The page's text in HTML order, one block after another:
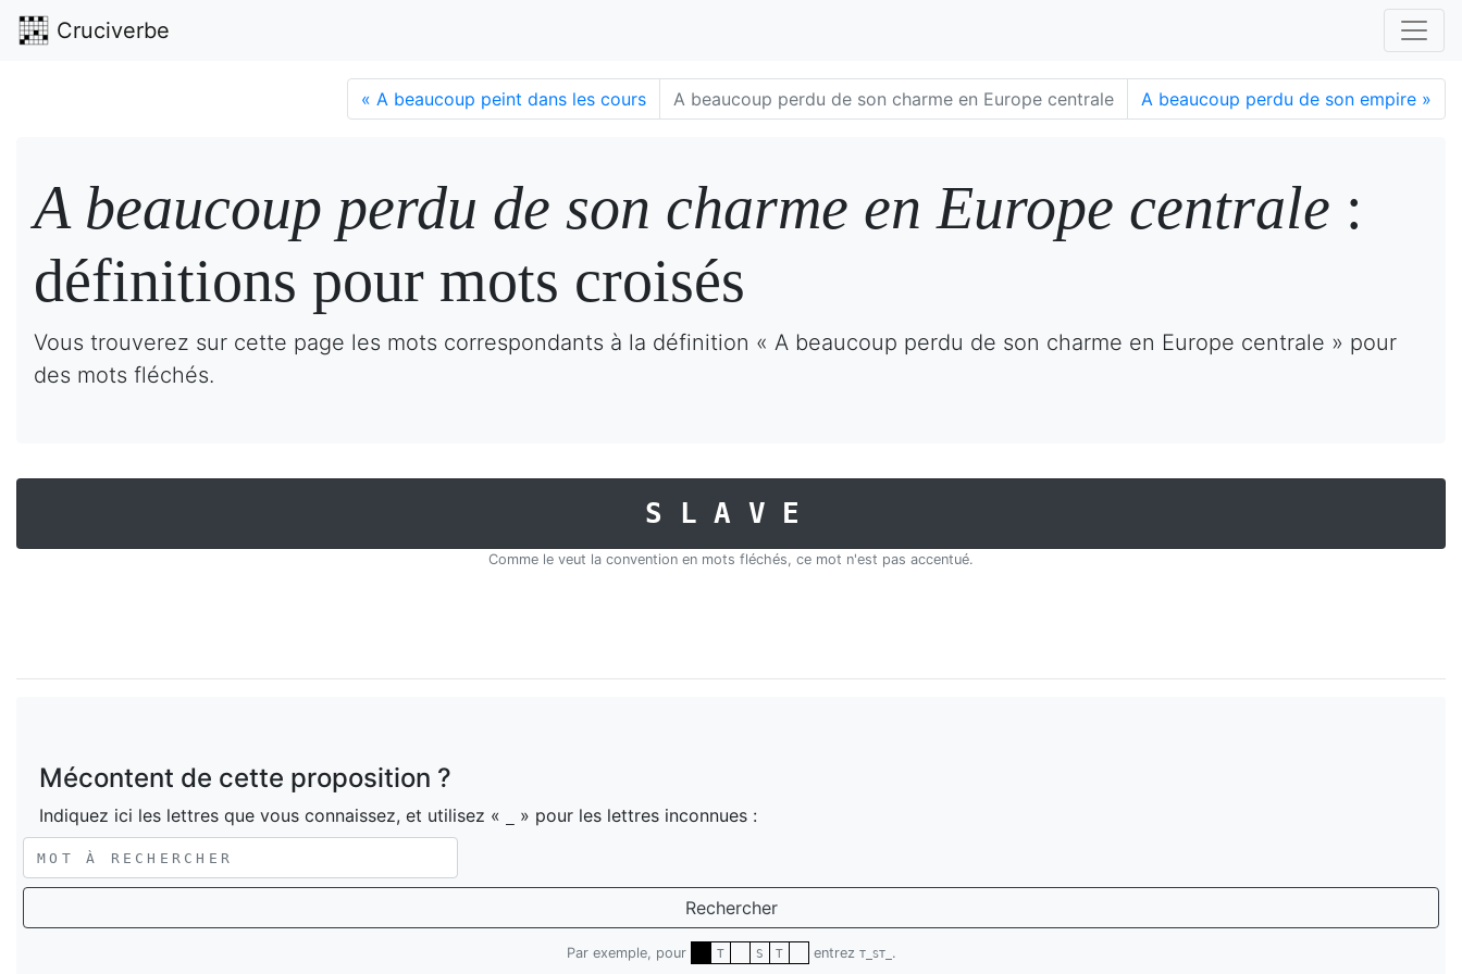
Cruciverbe
« A beaucoup peint dans les cours A beaucoup perdu de son charme en Europe centrale A beaucoup perdu de son empire »
A beaucoup perdu de son charme en Europe centrale :
définitions pour mots croisés
Vous trouverez sur cette page les mots correspondants à la définition « A beaucoup perdu de son charme en Europe centrale » pour
des mots fléchés.
SLAVE
Comme le veut la convention en mots fléchés, ce mot n'est pas accentué.
Mécontent de cette proposition ?
Indiquez ici les lettres que vous connaissez, et utilisez « » pour les lettres inconnues :
Rechercher
Par exemple, pour T S T entrez T_ST_ .